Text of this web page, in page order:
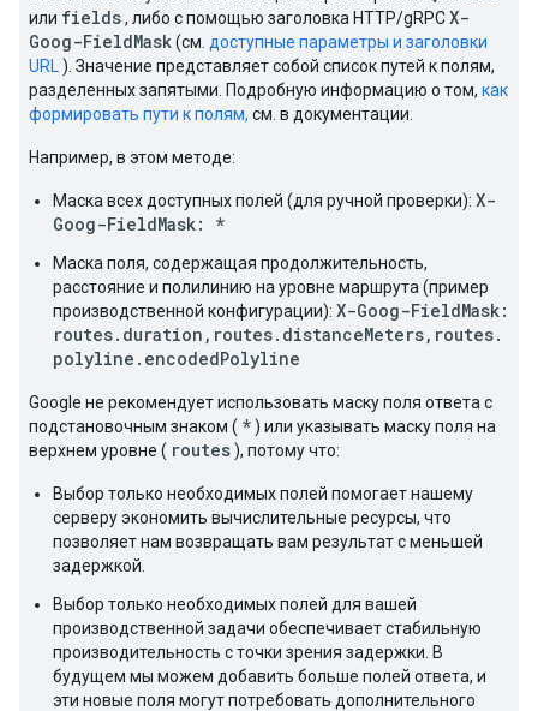
или fields, либо с помощью заголовка HTTP/gRPCX-
Goog-FieldMask(см. доступные параметры и заголовки
URL ). Значение представляет собой список путей к полям,
разделенных запятыми. Подробную информацию о том, как
формировать пути к полям, см. в документации.
Например, в этом методе:
Маска всех доступных полей (для ручной проверки): X-
Goog-FieldMask: *
Маска поля, содержащая продолжительность,
расстояние и полилинию на уровне маршрута (пример
производственной конфигурации): X-Goog-FieldMask:
routes.duration,routes.distanceMeters,routes.
polyline.encodedPolyline
Google не рекомендует использовать маску поля ответа с
подстановочным знаком ( *) или указывать маску поля на
верхнем уровне ( routes), потому что:
Выбор только необходимых полей помогает нашему
серверу экономить вычислительные ресурсы, что
позволяет нам возвращать вам результат с меньшей
задержкой.
Выбор только необходимых полей для вашей
производственной задачи обеспечивает стабильную
производительность с точки зрения задержки. В
будущем мы можем добавить больше полей ответа, и
эти новые поля могут потребовать дополнительного